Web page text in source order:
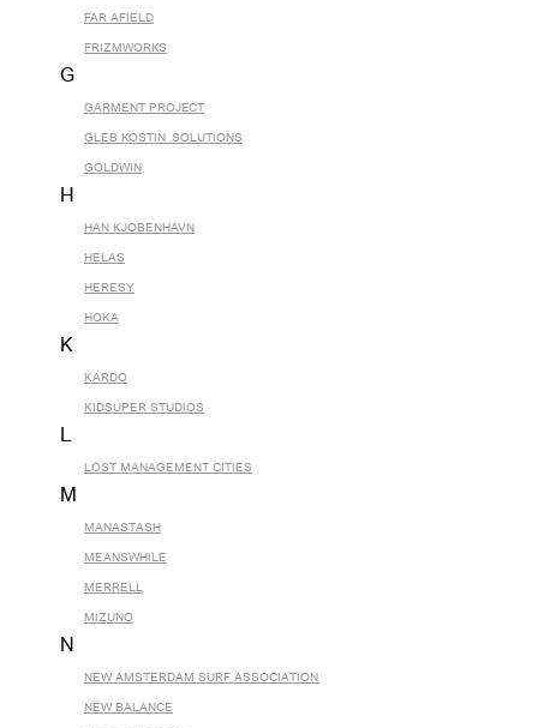
FAR AFIELD
FRIZMWORKS
G
GARMENT PROJECT
GLEB KOSTIN .SOLUTIONS
GOLDWIN
H
HAN KJOBENHAVN
HELAS
HERESY
HOKA
K
KARDO
KIDSUPER STUDIOS
L
LOST MANAGEMENT CITIES
M
MANASTASH
MEANSWHILE
MERRELL
MIZUNO
N
NEW AMSTERDAM SURF ASSOCIATION
NEW BALANCE